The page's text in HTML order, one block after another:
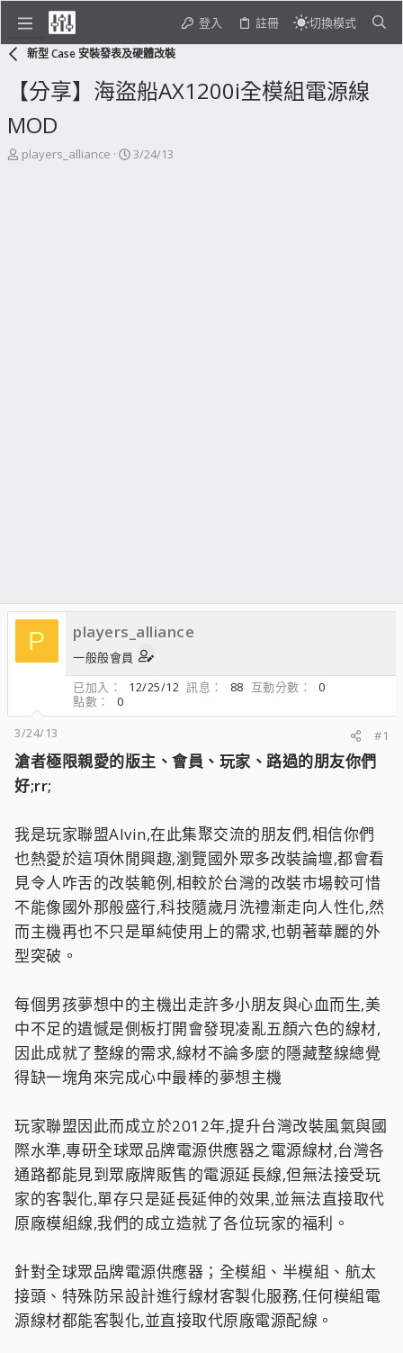
登入 註冊 切換模式
新型 Case 安裝發表及硬體改裝
【分享】海盜船AX1200i全模組電源線
MOD
主
players_alliance
開
3/24/13
P players_alliance
一般般會員
已加入
12/25/12 訊息 88 互動分數
0
點數
0
3/24/13
#1
滄者極限親愛的版主、會員、玩家、路過的朋友你們
好;rr;
我是玩家聯盟Alvin,在此集聚交流的朋友們,相信你們
也熱愛於這項休閒興趣,瀏覽國外眾多改裝論壇,都會看
見令人咋舌的改裝範例,相較於台灣的改裝市場較可惜
不能像國外那般盛行,科技隨歲月洗禮漸走向人性化,然
而主機再也不只是單純使用上的需求,也朝著華麗的外
型突破。
每個男孩夢想中的主機出走許多小朋友與心血而生,美
中不足的遺憾是側板打開會發現凌亂五顏六色的線材,
因此成就了整線的需求,線材不論多麼的隱藏整線總覺
得缺一塊角來完成心中最棒的夢想主機
玩家聯盟因此而成立於2012年,提升台灣改裝風氣與國
際水準,專研全球眾品牌電源供應器之電源線材,台灣各
通路都能見到眾廠牌販售的電源延長線,但無法接受玩
家的客製化,單存只是延長延伸的效果,並無法直接取代
原廠模組線,我們的成立造就了各位玩家的福利。
針對全球眾品牌電源供應器；全模組、半模組、航太
接頭、特殊防呆設計進行線材客製化服務,任何模組電
源線材都能客製化,並直接取代原廠電源配線。